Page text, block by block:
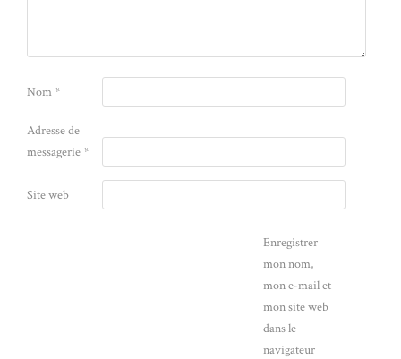
Nom*
Adresse de
messagerie*
Site web
Enregistrer
mon nom,
mon e-mail et
mon site web
dans le
navigateur